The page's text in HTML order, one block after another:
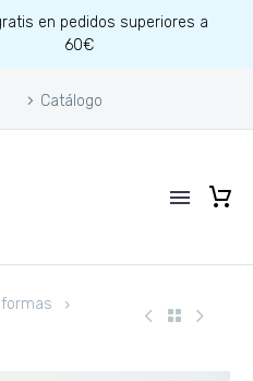
en pedidos superiores a
60€
Catálogo